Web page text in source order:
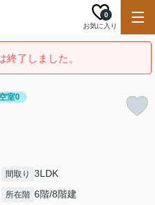
お気に入り
0
終了しました。
空室0
間取り 3LDK
所在階 6階/8階建